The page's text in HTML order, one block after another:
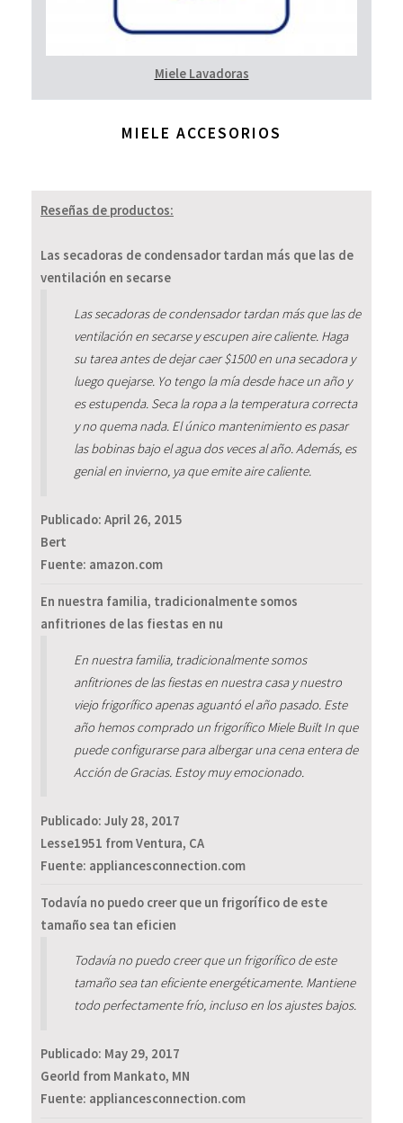
Miele Lavadoras
MIELE ACCESORIOS
Reseñas de productos:
Las secadoras de condensador tardan más que las de
ventilación en secarse
Las secadoras de condensador tardan más que las de
ventilación en secarse y escupen aire caliente. Haga
su tarea antes de dejar caer $1500 en una secadora y
luego quejarse. Yo tengo la mía desde hace un año y
es estupenda. Seca la ropa a la temperatura correcta
y no quema nada. El único mantenimiento es pasar
las bobinas bajo el agua dos veces al año. Además, es
genial en invierno, ya que emite aire caliente.
Publicado: April 26, 2015
Bert
Fuente: amazon.com
En nuestra familia, tradicionalmente somos
anfitriones de las fiestas en nu
En nuestra familia, tradicionalmente somos
anfitriones de las fiestas en nuestra casa y nuestro
viejo frigorífico apenas aguantó el año pasado. Este
año hemos comprado un frigorífico Miele Built In que
puede configurarse para albergar una cena entera de
Acción de Gracias. Estoy muy emocionado.
Publicado: July 28, 2017
Lesse1951 from Ventura, CA
Fuente: appliancesconnection.com
Todavía no puedo creer que un frigorífico de este
tamaño sea tan eficien
Todavía no puedo creer que un frigorífico de este
tamaño sea tan eficiente energéticamente. Mantiene
todo perfectamente frío, incluso en los ajustes bajos.
Publicado: May 29, 2017
Georld from Mankato, MN
Fuente: appliancesconnection.com